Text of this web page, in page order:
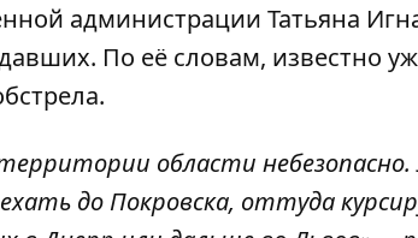
администрации Татьяна
По её словам, известно
области
до Покровска, оттуда